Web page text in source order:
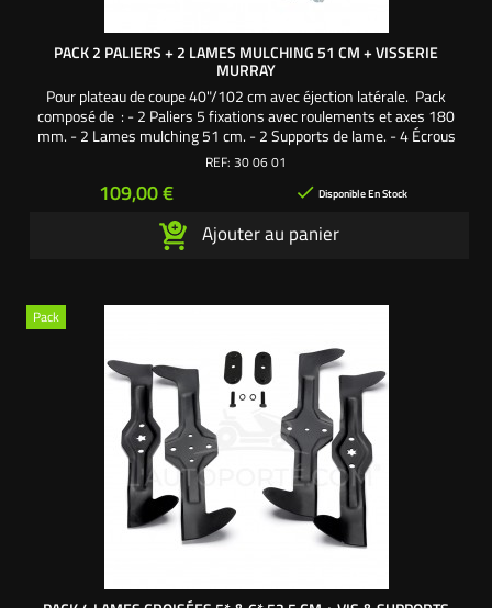
PACK 2 PALIERS + 2 LAMES MULCHING 51 CM + VISSERIE
MURRAY
Pour plateau de coupe 40"/102 cm avec éjection latérale. Pack
composé de : - 2 Paliers 5 fixations avec roulements et axes 180
mm. - 2 Lames mulching 51 cm. - 2 Supports de lame. - 4 Écrous
axe palier. - 10 Vis fixation palier sur carter de coupe Une création
REF: 30 06 01
Prix
109,00 €  Disponible En Stock
Ajouter au panier
Pack